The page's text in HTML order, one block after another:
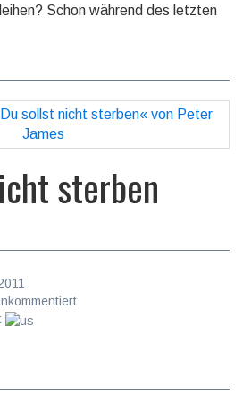
Schon während des letzten
sterben